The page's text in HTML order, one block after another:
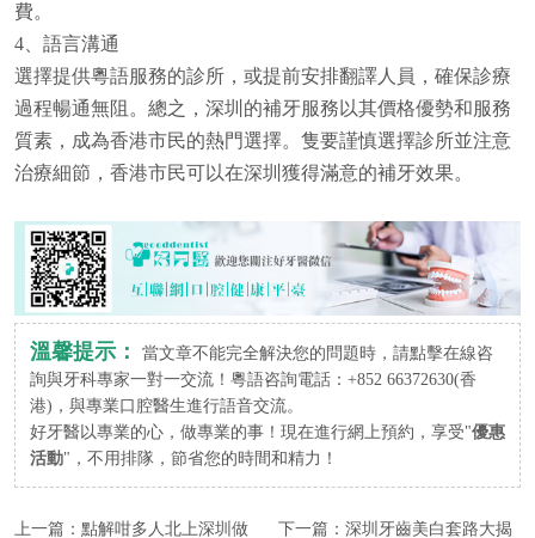
費。
4、 語言溝通
選擇提供粵語服務的診所，或提前安排翻譯人員，確保診療
過程暢通無阻。總之，深圳的補牙服務以其價格優勢和服務
質素，成為香港市民的熱門選擇。隻要謹慎選擇診所並注意
治療細節，香港市民可以在深圳獲得滿意的補牙效果。
溫馨提示：
當文章不能完全解決您的問題時，請點擊在線咨
詢與牙科專家一對一交流！粵語咨詢電話：+852 66372630(香
港)，與專業口腔醫生進行語音交流。
好牙醫以專業的心，做專業的事！現在進行網上預約，享受"優惠
活動"，不用排隊，節省您的時間和精力！
上一篇： 點解咁多人北上深圳做 下一篇： 深圳牙齒美白套路大揭